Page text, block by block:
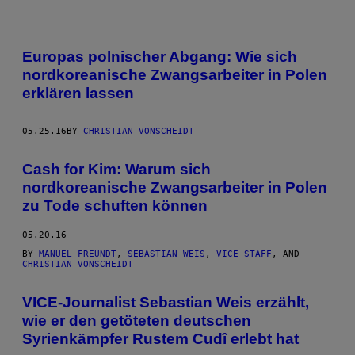
BY
THIS
AUTHOR
Europas polnischer Abgang: Wie sich
nordkoreanische Zwangsarbeiter in Polen
erklären lassen
05.25.16BY CHRISTIAN VONSCHEIDT
Cash for Kim: Warum sich
nordkoreanische Zwangsarbeiter in Polen
zu Tode schuften können
05.20.16
BY MANUEL FREUNDT, SEBASTIAN WEIS , VICE STAFF , AND
CHRISTIAN VONSCHEIDT
VICE-Journalist Sebastian Weis erzählt,
wie er den getöteten deutschen
Syrienkämpfer Rustem Cudî erlebt hat